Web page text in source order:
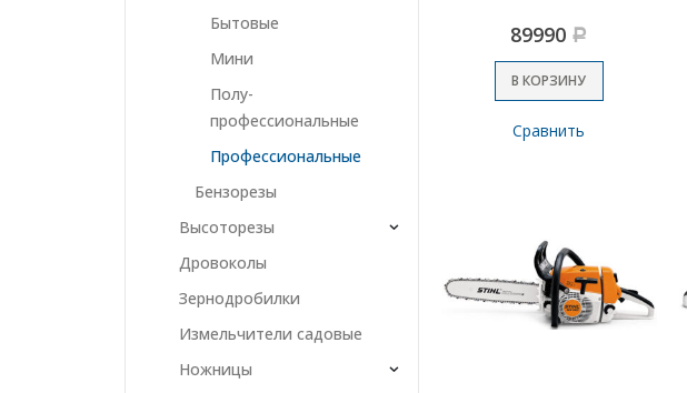
89990 Р
В КОРЗИНУ
Сравнить
Бытовые
Мини
Полу-
профессиональные
Профессиональные
Бензорезы
Высоторезы
Дровоколы
Зернодробилки
Измельчители садовые
Ножницы